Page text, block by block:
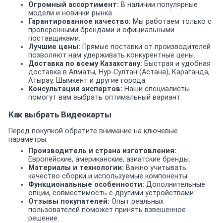
Огромный ассортимент: В наличии популярные
модели и новинки рынка.
Гарантированное качество: Мы работаем только с
проверенными брендами и официальными
поставщиками.
Лучшие цены: Прямые поставки от производителей
позволяют нам удерживать конкурентные цены.
Доставка по всему Казахстану: Быстрая и удобная
доставка в Алматы, Нур-Султан (Астана), Караганда,
Атырау, Шымкент и другие города.
Консультация экспертов: Наши специалисты
помогут вам выбрать оптимальный вариант.
Как выбрать Видеокарты
Перед покупкой обратите внимание на ключевые
параметры:
Производитель и страна изготовления:
Европейские, американские, азиатские бренды.
Материалы и технологии: Важно учитывать
качество сборки и используемые компоненты.
Функциональные особенности: Дополнительные
опции, совместимость с другими устройствами.
Отзывы покупателей: Опыт реальных
пользователей поможет принять взвешенное
решение.